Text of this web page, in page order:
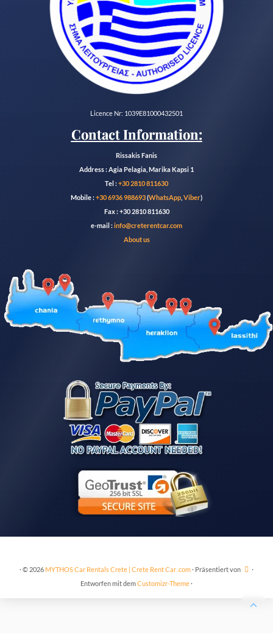
Licence Nr: 1039E81000432501
Contact Information:
Rissakis Fanis
Address : Agia Pelagia, Marika Kapsi 1
Tel :+30 2810 811630
Mobile :+30 6936 988693(WhatsApp Viber)
Fax : +30 2810 811630
e-mail :info@creterentcar.com
About us
·© 2026 MYTHOS Car Rentals Crete | Crete Rent Car .com· Präsentiert von
·
Entworfen mit demCustomizr-Theme·